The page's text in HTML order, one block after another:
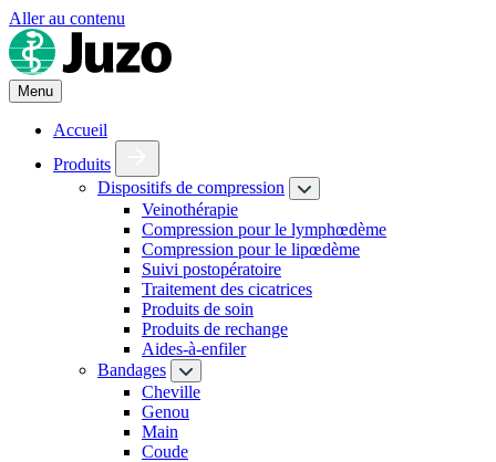
Aller au contenu
Menu
Accueil
Produits
Dispositifs de compression
Veinothérapie
Compression pour le lymphœdème
Compression pour le lipœdème
Suivi postopératoire
Traitement des cicatrices
Produits de soin
Produits de rechange
Aides-à-enfiler
Bandages
Cheville
Genou
Main
Coude